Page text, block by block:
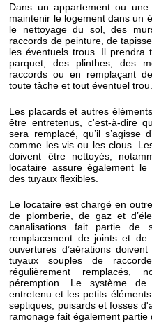
Dans un appartement ou
maintenir le logement dans un
le nettoyage du sol, des
raccords de peinture, de
les éventuels trous. Il prendra
parquet, des plinthes, des
raccords ou en remplaçant
toute tâche et tout éventuel trou.
Les placards et autres
être entretenus, c'est-à-dire
sera remplacé, qu’il s’agisse
comme les vis ou les clous.
doivent être nettoyés,
locataire assure également
des tuyaux flexibles.
Le locataire est chargé en
de plomberie, de gaz et
canalisations fait partie de
remplacement de joints et
ouvertures d’aérations
tuyaux souples de
régulièrement
péremption. Le système
entretenu et les petits
septiques, puisards et fosses
ramonage fait également partie